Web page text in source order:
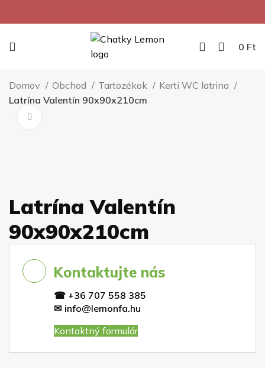
0 Ft
Domov Obchod Tartozékok
Kerti WC latrina
Latrína Valentín 90x90x210cm
Latrína Valentín
90x90x210cm
Kontaktujte nás
☎ +36 707 558 385
✉ info@lemonfa.hu
Kontaktný formulár